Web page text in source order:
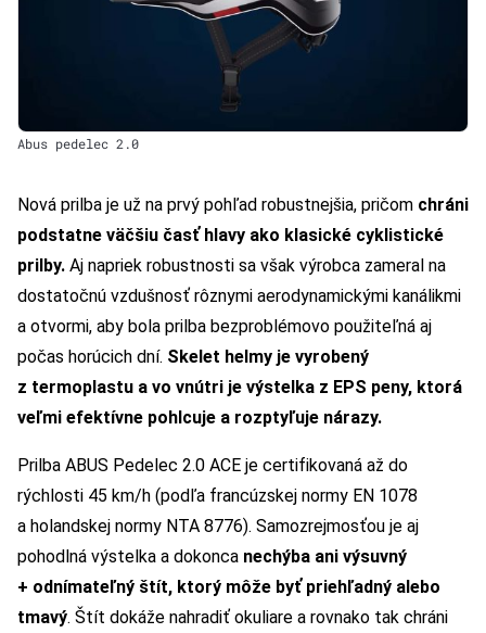
Abus pedelec 2.0
Nová prilba je už na prvý pohľad robustnejšia, pričom chráni
podstatne väčšiu časť hlavy ako klasické cyklistické
prilby. Aj napriek robustnosti sa však výrobca zameral na
dostatočnú vzdušnosť rôznymi aerodynamickými kanálikmi
a otvormi, aby bola prilba bezproblémovo použiteľná aj
počas horúcich dní. Skelet helmy je vyrobený
z termoplastu a vo vnútri je výstelka z EPS peny, ktorá
veľmi efektívne pohlcuje a rozptyľuje nárazy.
Prilba ABUS Pedelec 2.0 ACE je certifikovaná až do
rýchlosti 45 km/h (podľa francúzskej normy EN 1078
a holandskej normy NTA 8776). Samozrejmosťou je aj
pohodlná výstelka a dokonca nechýba ani výsuvný
+ odnímateľný štít, ktorý môže byť priehľadný alebo
tmavý. Štít dokáže nahradiť okuliare a rovnako tak chráni